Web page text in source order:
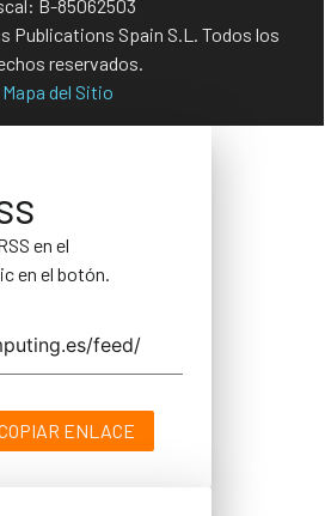
B-85062503
Publications Spain S.L. Todos los
reservados.
Mapa del Sitio
en el
en el botón.
ENLACE